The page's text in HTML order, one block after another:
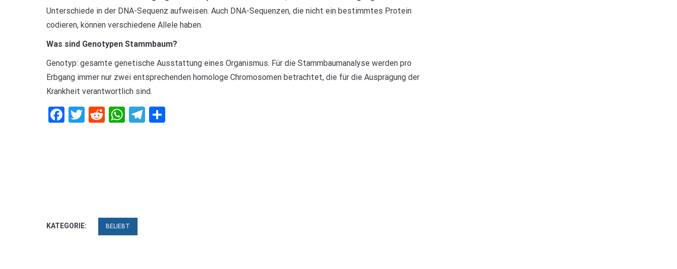
Unterschiede in der DNA-Sequenz aufweisen. Auch DNA-Sequenzen, die nicht ein bestimmtes Protein
codieren, können verschiedene Allele haben.
Was sind Genotypen Stammbaum?
Genotyp: gesamte genetische Ausstattung eines Organismus. Für die Stammbaumanalyse werden pro
Erbgang immer nur zwei entsprechenden homologe Chromosomen betrachtet, die für die Ausprägung der
Krankheit verantwortlich sind.
Facebook
Twitter
RedditWhatsApp
Telegram
KATEGORIE: BELIEBT